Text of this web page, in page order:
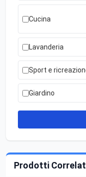
Cucina
Lavanderia
Sport e
Giardino
Prodotti